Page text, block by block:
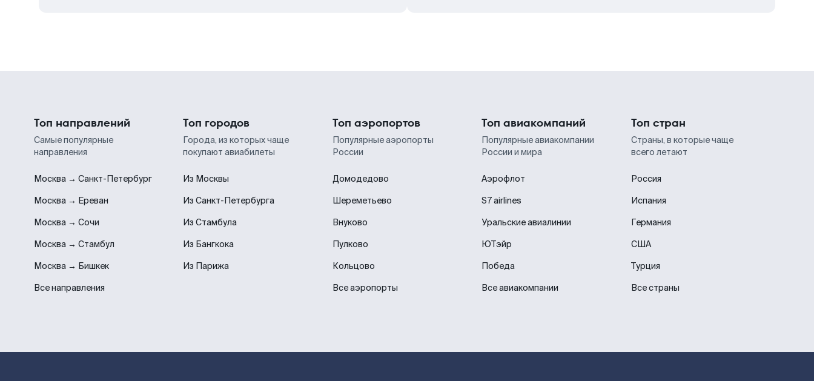
Топ направлений
Самые популярные
направления
Москва → Санкт-Петербург
Москва → Ереван
Москва → Сочи
Москва → Стамбул
Москва → Бишкек
Все направления
Топ городов
Города, из которых чаще
покупают авиабилеты
Из Москвы
Из Санкт-Петербурга
Из Стамбула
Из Бангкока
Из Парижа
Топ аэропортов
Популярные аэропорты
России
Домодедово
Шереметьево
Внуково
Пулково
Кольцово
Все аэропорты
Топ авиакомпаний
Популярные авиакомпании
России и мира
Аэрофлот
S7 airlines
Уральские авиалинии
ЮТэйр
Победа
Все авиакомпании
Топ стран
Страны, в которые чаще
всего летают
Россия
Испания
Германия
США
Турция
Все страны